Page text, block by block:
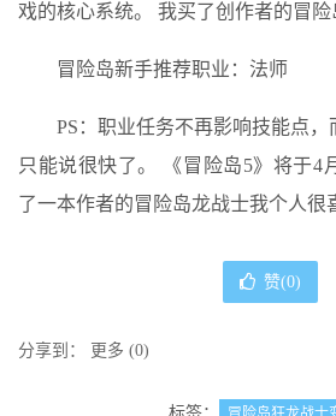
戏的核心系统。 我买了创作者的冒
冒险岛新手推荐职业：法师
PS：职业任务不再影响技能点
只能说很快了。 《冒险岛5》将于
了一本作者的冒险岛龙战士我个人
赞(0)
分享到： 更多 (0)